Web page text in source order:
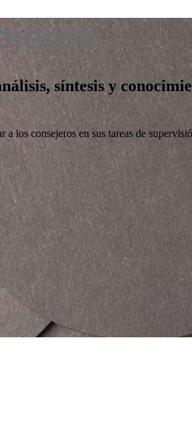
síntesis y
los consejeros en sus tareas de